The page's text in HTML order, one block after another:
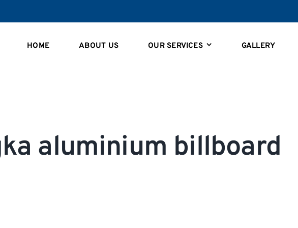
HOME ABOUT US OUR SERVICES GALLERY
aluminium billboard